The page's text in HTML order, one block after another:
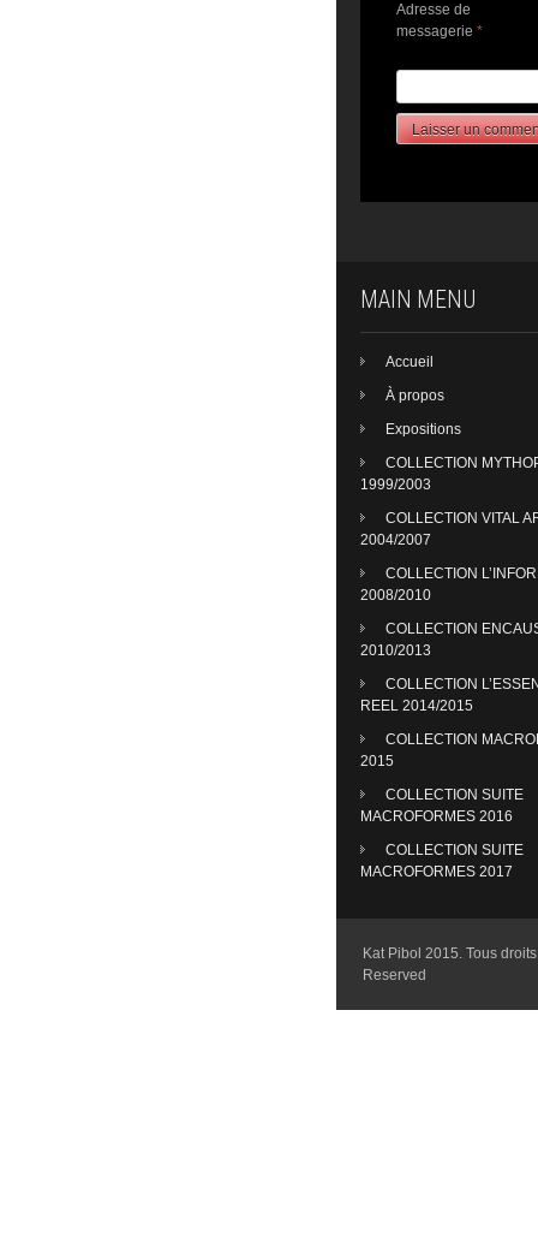
Adresse de
messagerie *
MAIN MENU
Accueil
À propos
Expositions
COLLECTION
1999/2003
COLLECTION VITAL
2004/2007
COLLECTION
2008/2010
COLLECTION
2010/2013
COLLECTION
REEL 2014/2015
COLLECTION
2015
COLLECTION SUITE
MACROFORMES 2016
COLLECTION SUITE
MACROFORMES 2017
Kat Pibol 2015. Tous
Reserved